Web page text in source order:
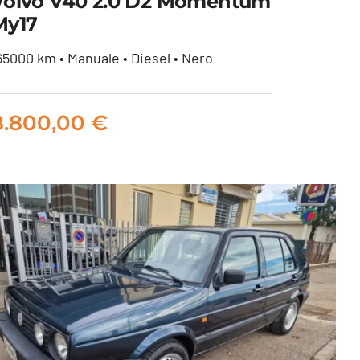
Momentum my17
km • Manuale • Diesel • Nero
€